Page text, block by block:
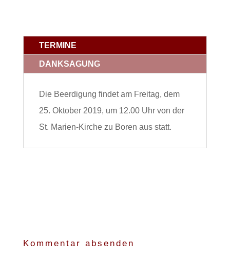
TERMINE
DANKSAGUNG
Die Beerdigung findet am Freitag, dem
25. Oktober 2019, um 12.00 Uhr von der
St. Marien-Kirche zu Boren aus statt.
Kommentar absenden